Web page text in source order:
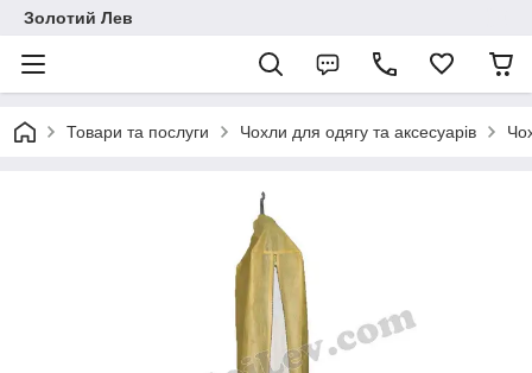
Золотий Лев
Товари та послуги Чохли для одягу та аксесуарів